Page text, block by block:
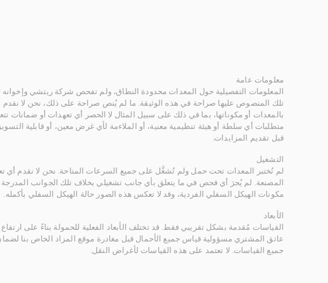
معلومات عامة
المعلومات التفصيلية حول المعدات محدودة النطاق، ولم تفحص شركة ريتشي
تلك المنصوص عليها صراحة في هذه الوثيقة. ما لم يُنص صراحة على ذلك، نحن لا
بالمعدات أو مكوناتها، بما في ذلك على سبيل المثال لا الحصر أي تعهدات أو ضمانات
متطلبات أي سلطة أو هيئة تنظيمية معنية، أو الملاءمة لأي غرض معين، أو قابلية
قبل تقديم المزايدات.
التشغيل
لم تُختبر المعدات تحت حمل ولم تُشغَّل على جميع السرعات المتاحة. نحن لا نقدم
المصنعة. لم يُجرَ أي فحص في ما يتعلق بأي جانب تشغيلي بخلاف تلك الجوانب
مكونات الهيكل السفلي الفردية، وقد لا تعكس هذه الصور حالة الهيكل السفلي بأكمله.
الأبعاد
القياسات مُقدمة بشكل تقريبي فقط. قد تختلف الأبعاد الفعلية للحمولة بناءً على
عاتق المشتري مسؤولية قياس جميع الأحمال قبل مغادرة موقع المزاد الخاص بنا
جميع القياسات. لا تعتمد على هذه القياسات لأغراض النقل.